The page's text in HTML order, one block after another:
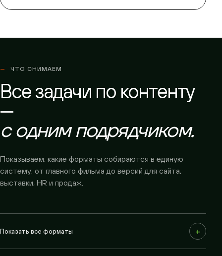
ЧТО СНИМАЕМ
Все задачи по контенту
—
с одним подрядчиком.
Показываем, какие форматы собираются в единую
систему: от главного фильма до версий для сайта,
выставки, HR и продаж.
Показать все форматы +